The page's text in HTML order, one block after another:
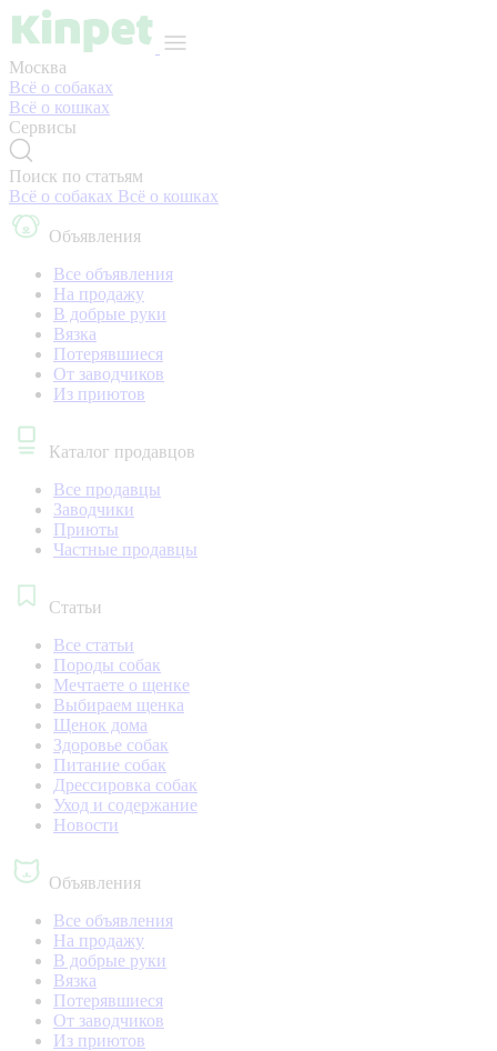
Москва
Всё о собаках
Всё о кошках
Сервисы
Поиск по статьям
Всё о собаках Всё о кошках
Объявления
Все объявления
На продажу
В добрые руки
Вязка
Потерявшиеся
От заводчиков
Из приютов
Каталог продавцов
Все продавцы
Заводчики
Приюты
Частные продавцы
Статьи
Все статьи
Породы собак
Мечтаете о щенке
Выбираем щенка
Щенок дома
Здоровье собак
Питание собак
Дрессировка собак
Уход и содержание
Новости
Объявления
Все объявления
На продажу
В добрые руки
Вязка
Потерявшиеся
От заводчиков
Из приютов